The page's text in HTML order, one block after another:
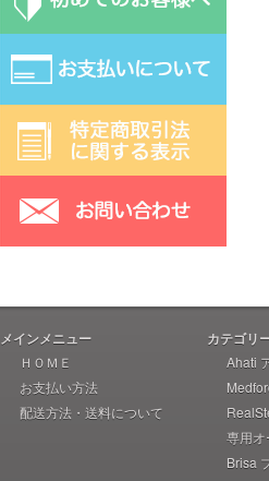
Fallkniven ファルクニーベン
Gerber ガーバー
Halfbreed Blades ハーフブリー
ドブレード
Hibben ヒビン
Hogue ホーグ
Heretic Knives ヘレティック
Imperial Schrade インペリアル
シュレード
Ka-Bar ケーバー
Ka-Bar Becker ケーバー ベッカ
ー
メインメニュー
ＨＯＭＥ
お支払い方法
配送方法・送料について
カテゴリ
Ahati
専用オ
Brisa